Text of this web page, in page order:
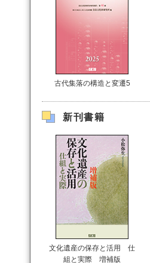
古代集落の構造と変遷5
新刊書籍
文化遺産の保存と活用 仕
組と実際 増補版